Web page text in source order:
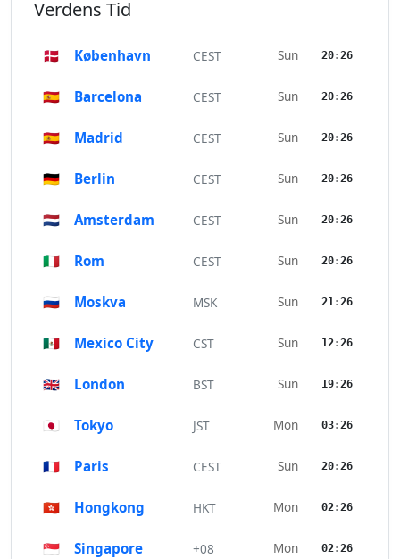
Verdens Tid
🇩🇰 København CEST Sun 20:26
🇪🇸 Barcelona CEST Sun 20:26
🇪🇸 Madrid CEST Sun 20:26
🇩🇪 Berlin CEST Sun 20:26
🇳🇱 Amsterdam CEST Sun 20:26
🇮🇹 Rom CEST Sun 20:26
🇷🇺 Moskva MSK Sun 21:26
🇲🇽 Mexico City CST Sun 12:26
🇬🇧 London BST Sun 19:26
🇯🇵 Tokyo JST Mon 03:26
🇫🇷 Paris CEST Sun 20:26
🇭🇰 Hongkong HKT Mon 02:26
🇸🇬 Singapore +08 Mon 02:26